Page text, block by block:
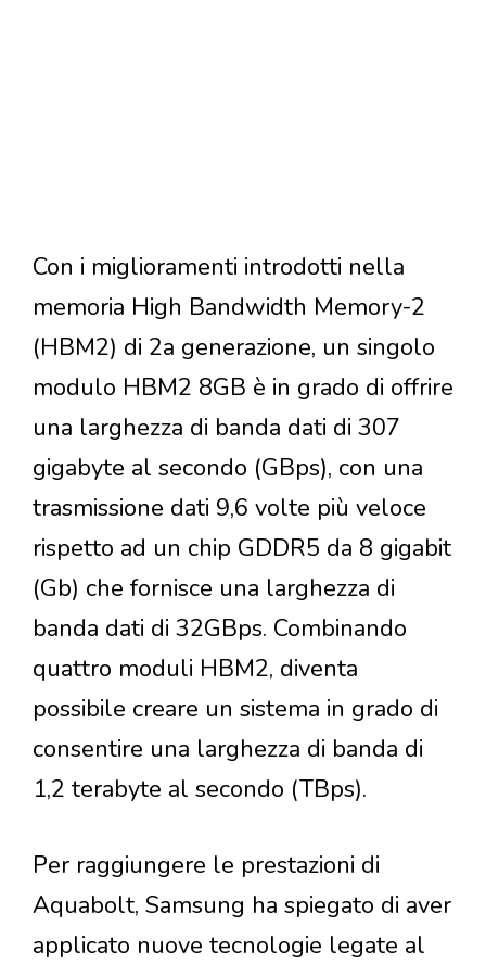
Con i miglioramenti introdotti nella
memoria High Bandwidth Memory-2
(HBM2) di 2a generazione, un singolo
modulo HBM2 8GB è in grado di offrire
una larghezza di banda dati di 307
gigabyte al secondo (GBps), con una
trasmissione dati 9,6 volte più veloce
rispetto ad un chip GDDR5 da 8 gigabit
(Gb) che fornisce una larghezza di
banda dati di 32GBps. Combinando
quattro moduli HBM2, diventa
possibile creare un sistema in grado di
consentire una larghezza di banda di
1,2 terabyte al secondo (TBps).
Per raggiungere le prestazioni di
Aquabolt, Samsung ha spiegato di aver
applicato nuove tecnologie legate al